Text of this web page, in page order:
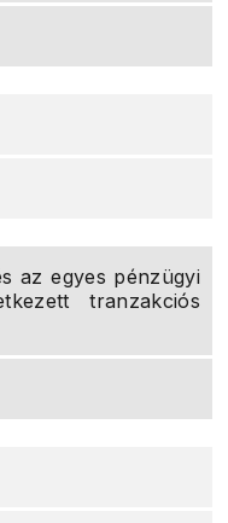
az egyes pénzügyi
tranzakciós